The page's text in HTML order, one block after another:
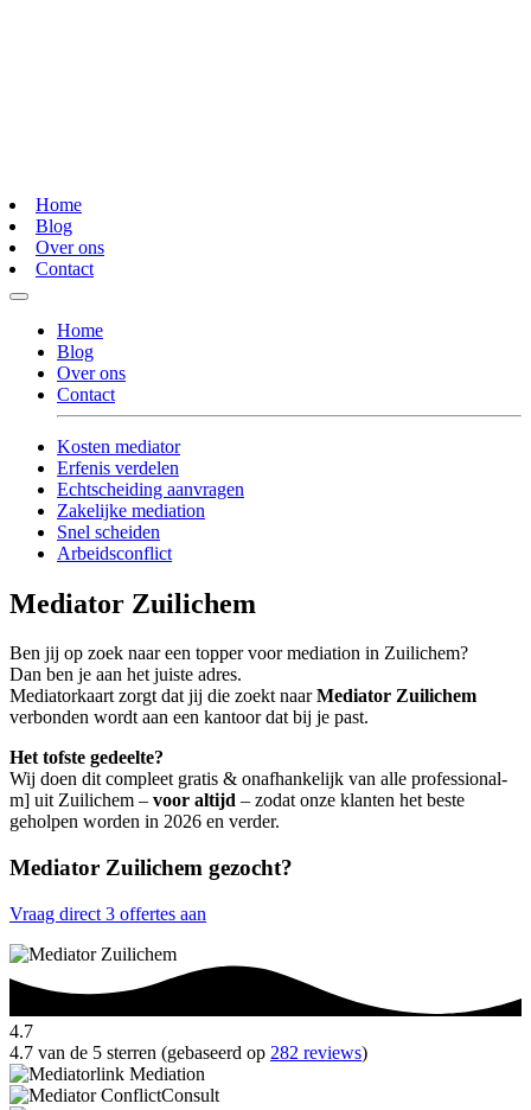
Home
Blog
Over ons
Contact
Home
Blog
Over ons
Contact
Kosten mediator
Erfenis verdelen
Echtscheiding aanvragen
Zakelijke mediation
Snel scheiden
Arbeidsconflict
Mediator Zuilichem
Ben jij op zoek naar een topper voor mediation in Zuilichem?
Dan ben je aan het juiste adres.
Mediatorkaart zorgt dat jij die zoekt naarMediator Zuilichem
verbonden wordt aan een kantoor dat bij je past.
Het tofste gedeelte?
Wij doen dit compleet gratis & onafhankelijk van alle professional-
m] uit Zuilichem – voor altijd – zodat onze klanten het beste
geholpen worden in 2026 en verder.
Mediator Zuilichem gezocht?
Vraag direct 3 offertes aan
4.7
4.7 van de 5 sterren (gebaseerd op 282 reviews)